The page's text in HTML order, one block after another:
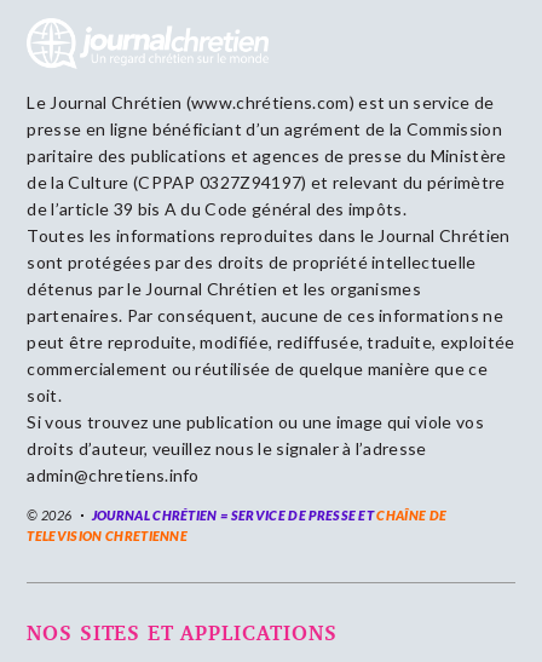
Le Journal Chrétien (www.chrétiens.com) est un service de
presse en ligne bénéficiant d’un agrément de la Commission
paritaire des publications et agences de presse du Ministère
de la Culture (CPPAP 0327Z94197) et relevant du périmètre
de l’article 39 bis A du Code général des impôts.
Toutes les informations reproduites dans le Journal Chrétien
sont protégées par des droits de propriété intellectuelle
détenus par le Journal Chrétien et les organismes
partenaires. Par conséquent, aucune de ces informations ne
peut être reproduite, modifiée, rediffusée, traduite, exploitée
commercialement ou réutilisée de quelque manière que ce
soit.
Si vous trouvez une publication ou une image qui viole vos
droits d’auteur, veuillez nous le signaler à l’adresse
admin@chretiens.info
© 2026 JOURNAL CHRÉTIEN = SERVICE DE PRESSE ETCHAÎNE DE
TELEVISION CHRETIENNE
NOS SITES ET APPLICATIONS